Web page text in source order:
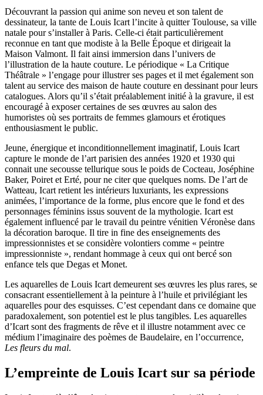
Découvrant la passion qui anime son neveu et son talent de
dessinateur, la tante de Louis Icart l’incite à quitter Toulouse, sa ville
natale pour s’installer à Paris. Celle-ci était particulièrement
reconnue en tant que modiste à la Belle Époque et dirigeait la
Maison Valmont. Il fait ainsi immersion dans l’univers de
l’illustration de la haute couture. Le périodique « La Critique
Théâtrale » l’engage pour illustrer ses pages et il met également son
talent au service des maison de haute couture en dessinant pour leurs
catalogues. Alors qu’il s’était préalablement initié à la gravure, il est
encouragé à exposer certaines de ses œuvres au salon des
humoristes où ses portraits de femmes glamours et érotiques
enthousiasment le public.
Jeune, énergique et inconditionnellement imaginatif, Louis Icart
capture le monde de l’art parisien des années 1920 et 1930 qui
connait une secousse tellurique sous le poids de Cocteau, Joséphine
Baker, Poiret et Erté, pour ne citer que quelques noms. De l’art de
Watteau, Icart retient les intérieurs luxuriants, les expressions
animées, l’importance de la forme, plus encore que le fond et des
personnages féminins issus souvent de la mythologie. Icart est
également influencé par le travail du peintre vénitien Véronèse dans
la décoration baroque. Il tire in fine des enseignements des
impressionnistes et se considère volontiers comme « peintre
impressionniste », rendant hommage à ceux qui ont bercé son
enfance tels que Degas et Monet.
Les aquarelles de Louis Icart demeurent ses œuvres les plus rares, se
consacrant essentiellement à la peinture à l’huile et privilégiant les
aquarelles pour des esquisses. C’est cependant dans ce domaine que
paradoxalement, son potentiel est le plus tangibles. Les aquarelles
d’Icart sont des fragments de rêve et il illustre notamment avec ce
médium l’imaginaire des poèmes de Baudelaire, en l’occurrence,
Les fleurs du mal.
L’empreinte de Louis Icart sur sa période